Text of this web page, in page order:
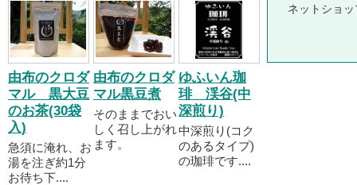
由布のクロダ
マル 黒大豆
のお茶(30袋
入)
急須に淹れ、お
湯を注ぎ約1分
お待ち下....
由布のクロダ
マル黒豆煮
そのままでおい
しく召し上がれ
ます。
ゆふいん珈
琲 渓谷(中
深煎り)
中深煎り(コク
のあるタイプ)
の珈琲です....
ネットショ